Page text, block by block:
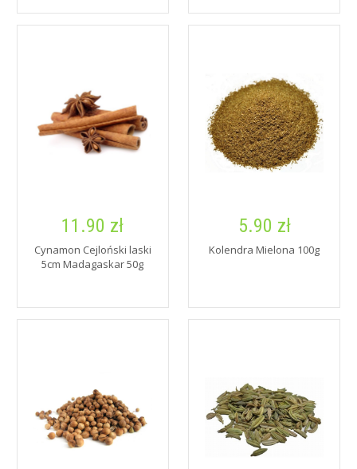
11.90 zł
Cynamon Cejloński laski
5cm Madagaskar 50g
5.90 zł
Kolendra Mielona 100g